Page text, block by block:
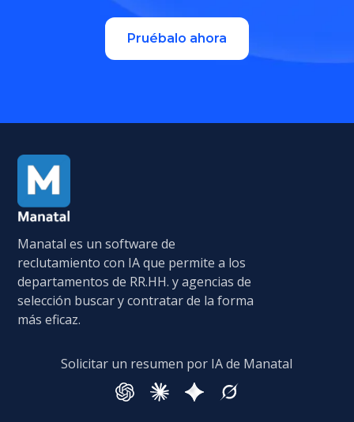
Pruébalo ahora
Manatal es un software de
reclutamiento con IA que permite a los
departamentos de RR.HH. y agencias de
selección buscar y contratar de la forma
más eficaz.
Solicitar un resumen por IA de Manatal